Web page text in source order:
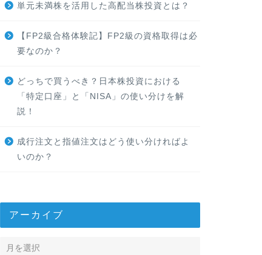
単元未満株を活用した高配当株投資とは？
【FP2級合格体験記】FP2級の資格取得は必
要なのか？
どっちで買うべき？日本株投資における
「特定口座」と「NISA」の使い分けを解
説！
成行注文と指値注文はどう使い分ければよ
いのか？
アーカイブ